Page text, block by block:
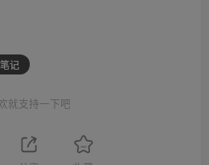
记
就支持一下吧